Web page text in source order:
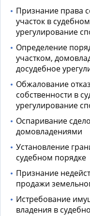
Признание права
участок в
урегулирование
Определение
участком,
досудебное
Обжалование
собственности в
урегулирование
Оспаривание
домовладениями
Установление
судебном порядке
Признание
продажи
Истребование
владения в